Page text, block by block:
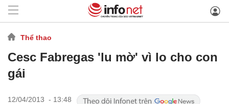
Thể thao
Cesc Fabregas 'lu mờ' vì lo cho con
gái
12/04/2013 - 13:48